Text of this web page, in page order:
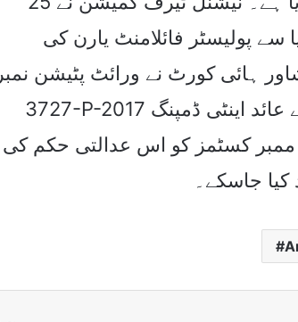
سے پولیسٹر فائلامنٹ یارن کی
ہائی کورٹ نے ورائٹ پٹیشن نمبر
3727-P-2017 میں اپنے عبوری حکم کے ذریعہ کمیشن کی جانب سے عائد اینٹی ڈمپنگ
ممبر کسٹمز کو اس عدالتی حکم کی
جاسکے۔